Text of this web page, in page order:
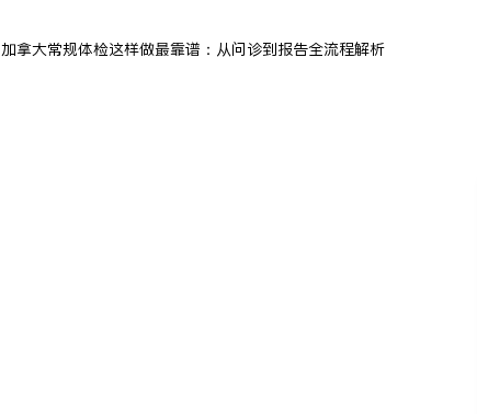
加拿大常规体检这样做最靠谱：从问诊到报告全流程解析